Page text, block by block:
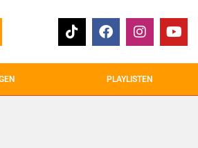
PLAYLISTEN